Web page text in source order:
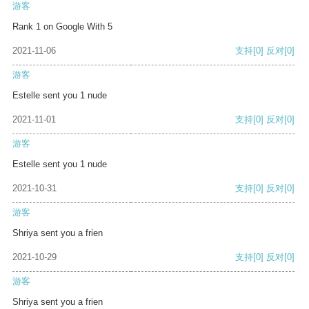
游客
Rank 1 on Google With 5
2021-11-06 支持[0] 反对[0]
游客
Estelle sent you 1 nude
2021-11-01 支持[0] 反对[0]
游客
Estelle sent you 1 nude
2021-10-31 支持[0] 反对[0]
游客
Shriya sent you a frien
2021-10-29 支持[0] 反对[0]
游客
Shriya sent you a frien